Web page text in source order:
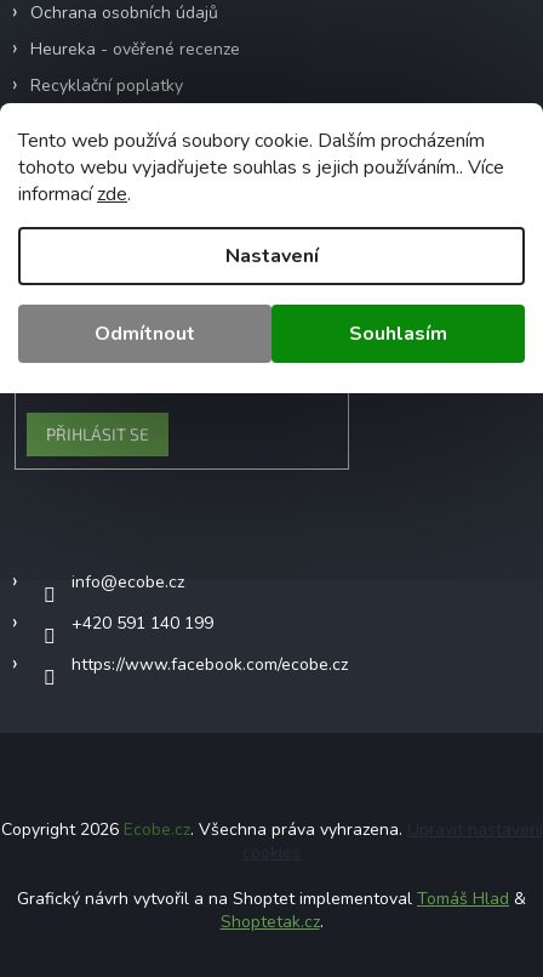
Tento web používá soubory cookie. Dalším procházením
tohoto webu vyjadřujete souhlas s jejich používáním.. Více
informacízde.
Nastavení
Odmítnout Souhlasím
Ochrana osobních údajů
Heureka - ověřené recenze
Recyklační poplatky
Odebírat newsletter
Vložte svůj e-mail a my vám budeme zasílat
informace o nových produktech na našem
PŘIHLÁSIT SE
info@ecobe.cz
+420 591 140 199
https://www.facebook.com/ecobe.cz
Copyright 2026 Ecobe.cz. Všechna práva vyhrazena.
Grafický návrh vytvořil a na Shoptet implementoval Tomáš Hlad &
Shoptetak.cz.